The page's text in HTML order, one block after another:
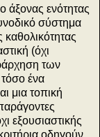
άξονας ενότητας
σύστημα
(όχι
των
ένα
μια τοπική
εξουσιαστικής
οδηγούν